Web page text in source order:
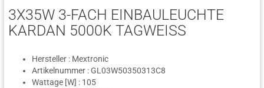
3X35W 3-FACH EINBAULEUCHTE
KARDAN 5000K TAGWEISS
Hersteller : Mextronic
Artikelnummer : GL03W50350313C8
Wattage [W] : 105